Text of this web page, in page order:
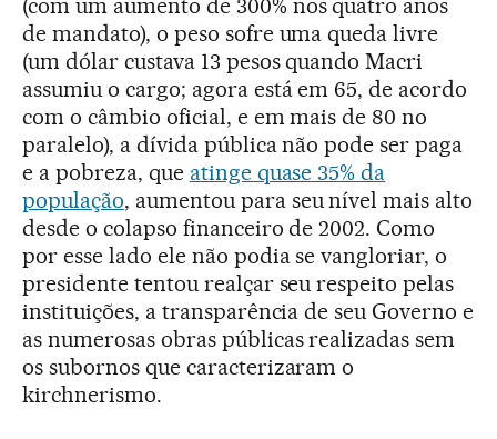
(com um aumento de 300% nos quatro anos
de mandato), o peso sofre uma queda livre
(um dólar custava 13 pesos quando Macri
assumiu o cargo; agora está em 65, de acordo
com o câmbio oficial, e em mais de 80 no
paralelo), a dívida pública não pode ser paga
e a pobreza, que atinge quase 35% da
população, aumentou para seu nível mais alto
desde o colapso financeiro de 2002. Como
por esse lado ele não podia se vangloriar, o
presidente tentou realçar seu respeito pelas
instituições, a transparência de seu Governo e
as numerosas obras públicas realizadas sem
os subornos que caracterizaram o
kirchnerismo.